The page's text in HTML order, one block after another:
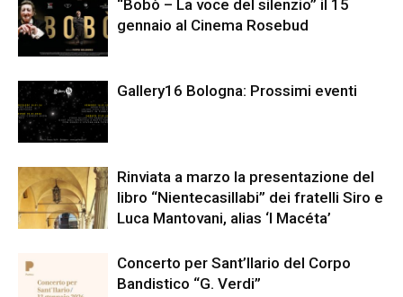
“Bobò – La voce del silenzio” il 15
gennaio al Cinema Rosebud
Gallery16 Bologna: Prossimi eventi
Rinviata a marzo la presentazione del
libro “Nientecasillabi” dei fratelli Siro e
Luca Mantovani, alias ‘I Macéta’
Concerto per Sant’Ilario del Corpo
Bandistico “G. Verdi”